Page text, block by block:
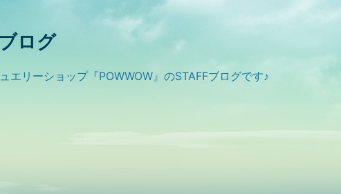
ログ
エリーショップ『POWWOW』のSTAFFブログです♪